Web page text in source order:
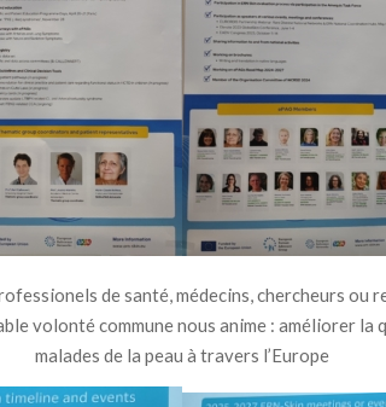
de santé, médecins, chercheurs ou
volonté commune nous anime : améliorer la
malades de la peau à travers l’Europe